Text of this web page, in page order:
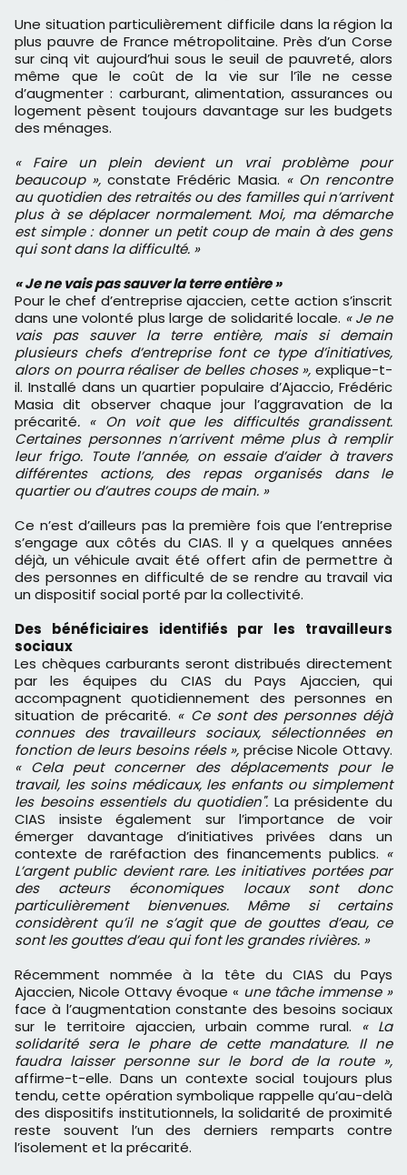
Une situation particulièrement difficile dans la région la
plus pauvre de France métropolitaine. Près d’un Corse
sur cinq vit aujourd’hui sous le seuil de pauvreté, alors
même que le coût de la vie sur l’île ne cesse
d’augmenter : carburant, alimentation, assurances ou
logement pèsent toujours davantage sur les budgets
des ménages.
« Faire un plein devient un vrai problème pour
beaucoup », constate Frédéric Masia. « On rencontre
au quotidien des retraités ou des familles qui n’arrivent
plus à se déplacer normalement. Moi, ma démarche
est simple : donner un petit coup de main à des gens
qui sont dans la difficulté. »
« Je ne vais pas sauver la terre entière »
Pour le chef d’entreprise ajaccien, cette action s’inscrit
dans une volonté plus large de solidarité locale. « Je ne
vais pas sauver la terre entière, mais si demain
plusieurs chefs d’entreprise font ce type d’initiatives,
alors on pourra réaliser de belles choses », explique-t-
il. Installé dans un quartier populaire d’Ajaccio, Frédéric
Masia dit observer chaque jour l’aggravation de la
précarité. « On voit que les difficultés grandissent.
Certaines personnes n’arrivent même plus à remplir
leur frigo. Toute l’année, on essaie d’aider à travers
différentes actions, des repas organisés dans le
quartier ou d’autres coups de main. »
Ce n’est d’ailleurs pas la première fois que l’entreprise
s’engage aux côtés du CIAS. Il y a quelques années
déjà, un véhicule avait été offert afin de permettre à
des personnes en difficulté de se rendre au travail via
un dispositif social porté par la collectivité.
Des bénéficiaires identifiés par les travailleurs
sociaux
Les chèques carburants seront distribués directement
par les équipes du CIAS du Pays Ajaccien, qui
accompagnent quotidiennement des personnes en
situation de précarité. « Ce sont des personnes déjà
connues des travailleurs sociaux, sélectionnées en
fonction de leurs besoins réels », précise Nicole Ottavy.
« Cela peut concerner des déplacements pour le
travail, les soins médicaux, les enfants ou simplement
les besoins essentiels du quotidien". La présidente du
CIAS insiste également sur l’importance de voir
émerger davantage d’initiatives privées dans un
contexte de raréfaction des financements publics. «
L’argent public devient rare. Les initiatives portées par
des acteurs économiques locaux sont donc
particulièrement bienvenues. Même si certains
considèrent qu’il ne s’agit que de gouttes d’eau, ce
sont les gouttes d’eau qui font les grandes rivières. »
Récemment nommée à la tête du CIAS du Pays
Ajaccien, Nicole Ottavy évoque « une tâche immense »
face à l’augmentation constante des besoins sociaux
sur le territoire ajaccien, urbain comme rural. « La
solidarité sera le phare de cette mandature. Il ne
faudra laisser personne sur le bord de la route »,
affirme-t-elle. Dans un contexte social toujours plus
tendu, cette opération symbolique rappelle qu’au-delà
des dispositifs institutionnels, la solidarité de proximité
reste souvent l’un des derniers remparts contre
l’isolement et la précarité.